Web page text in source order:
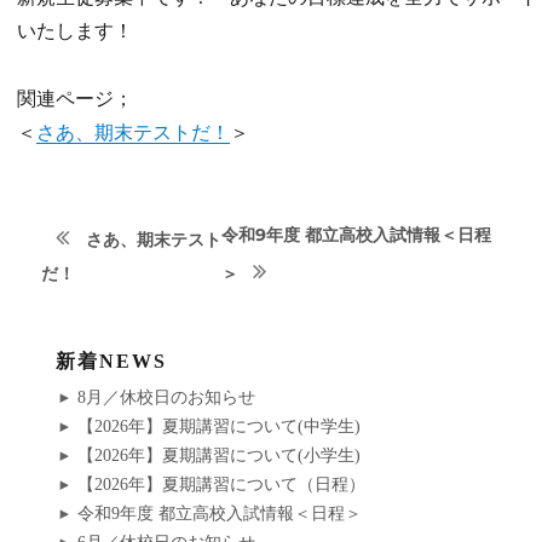
いたします！
関連ページ；
＜ さあ、期末テストだ！ ＞
投
稿
ナ
ビ
ゲ
ー
前
稿:
さあ、期末テスト
だ！
次
の
令和9年度 都立高校入試情報＜日程
＞
新着NEWS
8月／休校日のお知らせ
【2026年】夏期講習について(中学生)
【2026年】夏期講習について(小学生)
【2026年】夏期講習について（日程）
令和9年度 都立高校入試情報＜日程＞